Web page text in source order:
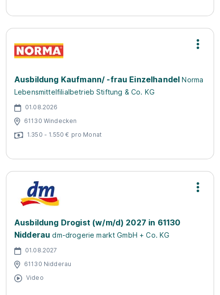
Ausbildung Kaufmann/ -frau Einzelhandel Norma
Lebensmittelfilialbetrieb Stiftung & Co. KG
01.08.2026
61130 Windecken
1.350 - 1.550 € pro Monat
Ausbildung Drogist (w/m/d) 2027 in 61130
Nidderau dm-drogerie markt GmbH + Co. KG
01.08.2027
61130 Nidderau
Video